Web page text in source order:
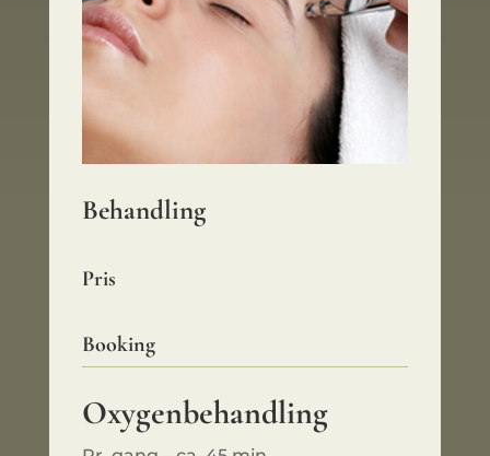
Behandling
Pris
Booking
Oxygenbehandling